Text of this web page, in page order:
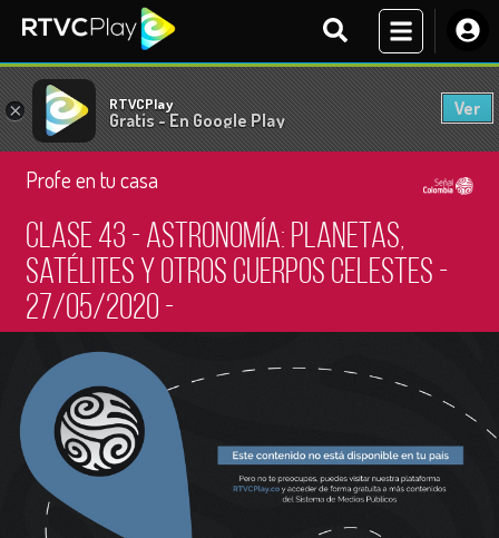
× RTVCPlay
Gratis - En Google Play
Ver
Profe en tu casa
Clase 43 - Astronomía: planetas,
satélites y otros cuerpos celestes -
27/05/2020 -